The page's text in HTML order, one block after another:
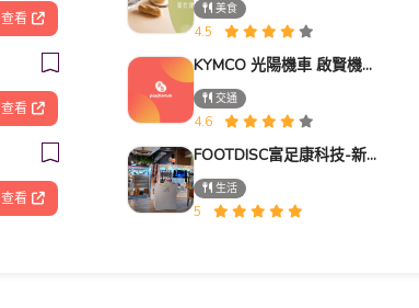
查看
查看
查看
美食
4.5
KYMCO 光陽機車 啟賢機車行
交通
4.6
FOOTDISC富足康科技-新光三越-西門店
生活
5